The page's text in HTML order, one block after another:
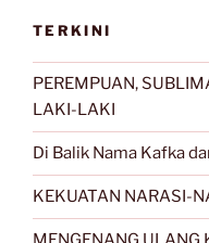
TERKINI
PEREMPUAN,
LAKI-LAKI
Di Balik Nama Kafka
KEKUATAN NARASI-